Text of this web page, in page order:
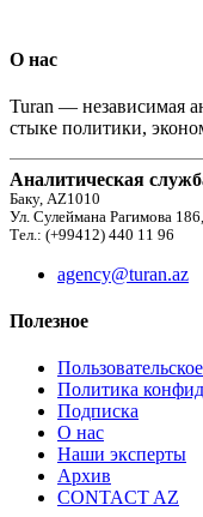
О нас
Turan — независимая
стыке политики,
Аналитическая
Баку, AZ1010
Ул. Сулеймана Рагимова
Тел.: (+99412) 440 11 96
agency@turan.az
Полезное
Политика
Подписка
О нас
Наши эксперты
Архив
CONTACT AZ